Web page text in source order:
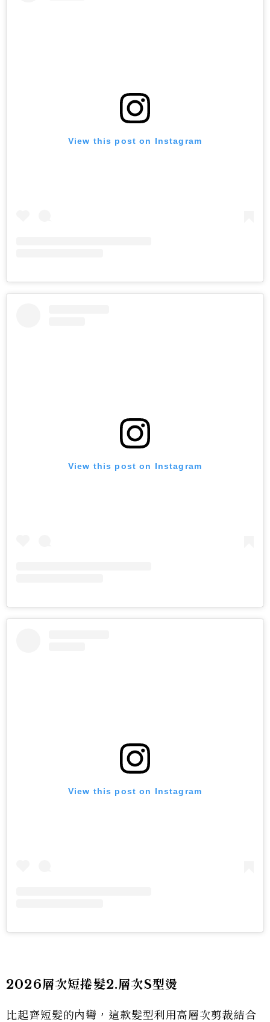
View this post on Instagram
View this post on Instagram
View this post on Instagram
2026層次短捲髮2.層次S型燙
比起齊短髮的內彎，這款髮型利用高層次剪裁結合